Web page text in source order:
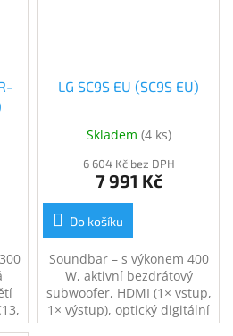
LG SC9S EU (SC9S EU)
Skladem (4 ks)
6 604 Kč bez DPH
7 991 Kč
Do košíku
Soundbar – s výkonem 400
W, aktivní bezdrátový
subwoofer, HDMI (1× vstup,
1× výstup), optický digitální
audio (1× vstup), Bluetooth,